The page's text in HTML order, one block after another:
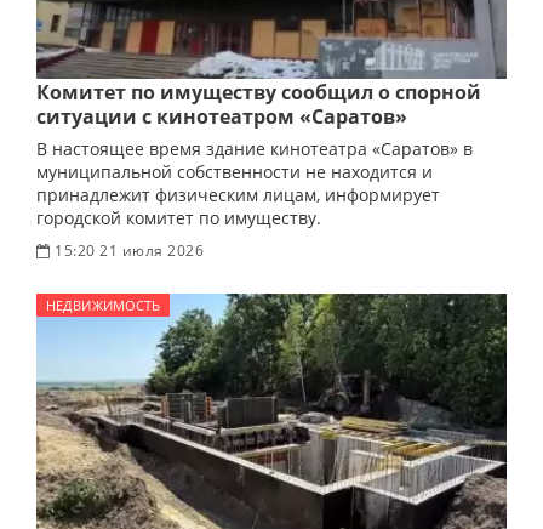
Комитет по имуществу сообщил о спорной
ситуации с кинотеатром «Саратов»
В настоящее время здание кинотеатра «Саратов» в
муниципальной собственности не находится и
принадлежит физическим лицам, информирует
городской комитет по имуществу.
15:20 21 июля 2026
НЕДВИЖИМОСТЬ